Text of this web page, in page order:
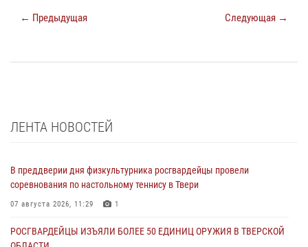
← Предыдущая Следующая →
ЛЕНТА НОВОСТЕЙ
В преддверии дня физкультурника росгвардейцы провели
соревнования по настольному теннису в Твери
07 августа 2026, 11:29 1
РОСГВАРДЕЙЦЫ ИЗЪЯЛИ БОЛЕЕ 50 ЕДИНИЦ ОРУЖИЯ В ТВЕРСКОЙ